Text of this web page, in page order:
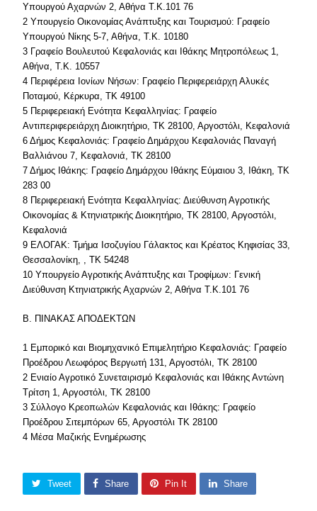
Υπουργού Αχαρνών 2, Αθήνα Τ.Κ.101 76
2 Υπουργείο Οικονομίας Ανάπτυξης και Τουρισμού: Γραφείο
Υπουργού Νίκης 5-7, Αθήνα, Τ.Κ. 10180
3 Γραφείο Βουλευτού Κεφαλονιάς και Ιθάκης Μητροπόλεως 1,
Αθήνα, Τ.Κ. 10557
4 Περιφέρεια Ιονίων Νήσων: Γραφείο Περιφερειάρχη Αλυκές
Ποταμού, Κέρκυρα, ΤΚ 49100
5 Περιφερειακή Ενότητα Κεφαλληνίας: Γραφείο
Αντιπεριφερειάρχη Διοικητήριο, ΤΚ 28100, Αργοστόλι, Κεφαλονιά
6 Δήμος Κεφαλονιάς: Γραφείο Δημάρχου Κεφαλονιάς Παναγή
Βαλλιάνου 7, Κεφαλονιά, ΤΚ 28100
7 Δήμος Ιθάκης: Γραφείο Δημάρχου Ιθάκης Εύμαιου 3, Ιθάκη, ΤΚ
283 00
8 Περιφερειακή Ενότητα Κεφαλληνίας: Διεύθυνση Αγροτικής
Οικονομίας & Κτηνιατρικής Διοικητήριο, ΤΚ 28100, Αργοστόλι,
Κεφαλονιά
9 ΕΛΟΓΑΚ: Τμήμα Ισοζυγίου Γάλακτος και Κρέατος Κηφισίας 33,
Θεσσαλονίκη, , ΤΚ 54248
10 Υπουργείο Αγροτικής Ανάπτυξης και Τροφίμων: Γενική
Διεύθυνση Κτηνιατρικής Αχαρνών 2, Αθήνα Τ.Κ.101 76
Β. ΠΙΝΑΚΑΣ ΑΠΟΔΕΚΤΩΝ
1 Εμπορικό και Βιομηχανικό Επιμελητήριο Κεφαλονιάς: Γραφείο
Προέδρου Λεωφόρος Βεργωτή 131, Αργοστόλι, ΤΚ 28100
2 Ενιαίο Αγροτικό Συνεταιρισμό Κεφαλονιάς και Ιθάκης Αντώνη
Τρίτση 1, Αργοστόλι, ΤΚ 28100
3 Σύλλογο Κρεοπωλών Κεφαλονιάς και Ιθάκης: Γραφείο
Προέδρου Σιτεμπόρων 65, Αργοστόλι ΤΚ 28100
4 Μέσα Μαζικής Ενημέρωσης
Tweet Share Pin It Share